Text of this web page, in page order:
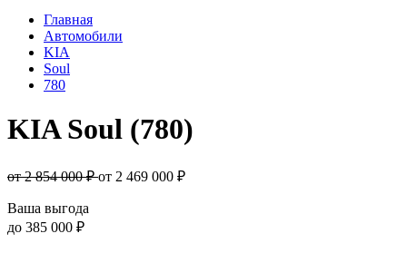
Главная
Автомобили
KIA
Soul
780
KIA Soul (780)
от 2 854 000 ₽от 2 469 000 ₽
Ваша выгода
до 385 000 ₽